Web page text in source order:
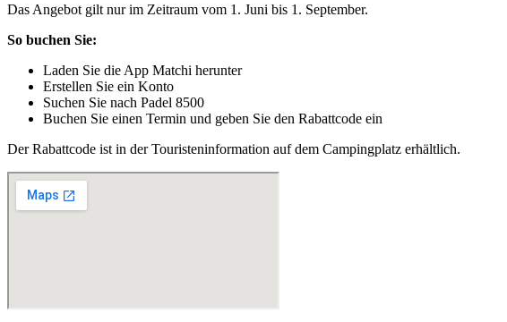
Das Angebot gilt nur im Zeitraum vom 1. Juni bis 1. September.
So buchen Sie:
Laden Sie die App Matchi herunter
Erstellen Sie ein Konto
Suchen Sie nach Padel 8500
Buchen Sie einen Termin und geben Sie den Rabattcode ein
Der Rabattcode ist in der Touristeninformation auf dem Campingplatz erhältlich.